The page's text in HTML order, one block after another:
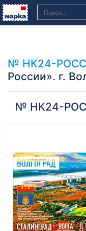
№ НК24-
России». г.
№ НК24-